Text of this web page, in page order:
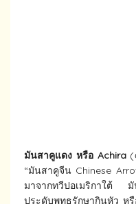
มันสาคูแดง หรือ Achira(
“มันสาคูจีน Chinese
มาจากทวีปอเมริกาใต้ มั
ประดับพุทธรักษากินหัว ห